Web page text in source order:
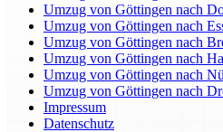
Umzug von Göttingen nach
Umzug von Göttingen nach
Umzug von Göttingen nach
Umzug von Göttingen nach
Umzug von Göttingen nach
Umzug von Göttingen nach
Impressum
Datenschutz